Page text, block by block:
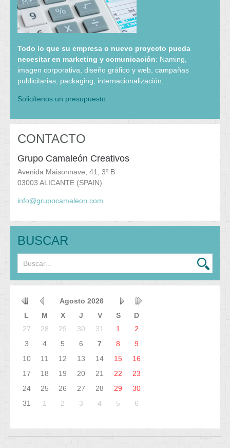
Todo lo que su empresa o nuevo proyecto pueda
necesitar en marketing y comunicación: Naming,
imagen corporativa, diseño gráfico y web, campañas
publicitarias, packaging, internacionalización, ...
Solicítenos un presupuesto.
CONTACTO
Grupo Camaleón Creativos
Avenida Maisonnave, 41, 3º B
03003 ALICANTE (SPAIN)
info@grupocamaleon.com
BUSCAR
Agosto 2026
L
M X J V S
D
27
28 29 30 31 1
2
3
4 5 6 7 8
9
10
11 12 13 14 15
16
17
18 19 20 21 22
23
24
25 26 27 28 29
30
31
1 2 3 4 5 6